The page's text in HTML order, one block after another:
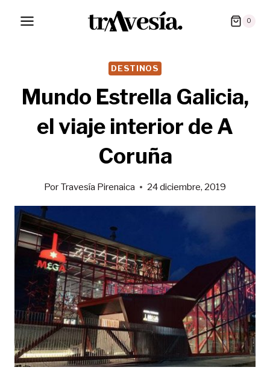
0
DESTINOS
Mundo Estrella Galicia,
el viaje interior de A
Coruña
Por Travesía Pirenaica 24 diciembre, 2019